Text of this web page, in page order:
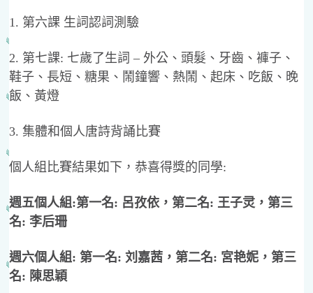
1. 第六課 生詞認詞測驗
2. 第七課: 七歲了生詞 – 外公、頭髮、牙齒、褲子、
鞋子、長短、糖果、鬧鐘響、熱鬧、起床、吃飯、晚
飯、黃燈
3. 集體和個人唐詩背誦比賽
個人組比賽結果如下，恭喜得獎的同學:
週五個人組:第一名: 呂孜依，第二名: 王子灵，第三
名: 李后珊
週六個人組: 第一名: 刘嘉茜，第二名: 宮艳妮，第三
名: 陳思穎